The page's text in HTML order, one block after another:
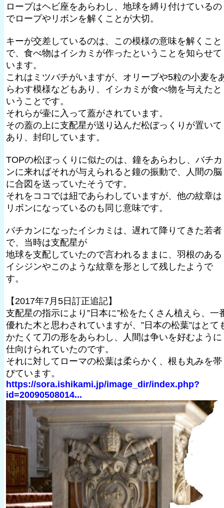
ロープはヘビ座をあらわし、地球を縛り付けているの
でロープやリボンを解くことが大切。
キーが交差しているのは、この模様の意味を解くこと
で、食べ物はイシカミが作ったということを知らせて
います。
これはミツバチがいますが、オリーブや5粒の小麦を
らわす模様などもあり、イシカミが食べ物を与えたと
いうことです。
それらが壷に入って蓋がされています。
その蓋の上に支配星が送り込んだ松ぼっくりが置いて
あり、封印しています。
TOPの松ぼっくりに似たのは、鐘をあらわし、バチカ
ンに来ればそれが与えられると鐘の振動で、人間の脳
に合図を送っていたそうです。
それをココでは紐であらわしていますが、他の紋章は
リボンになっているのも同じ意味です。
バチカンになったイシカミは、遅れて降りてきた若者
で、当時は支配星が
地球を支配していたので言われるままに、羽根のある
イシジンやこのような紋章を形として残したようで
す。
【2017年7月5日訂正追記】
支配星の指示により”日本に”松をたくさん植えら、一
優れた木と思わされていますが、”日本の松葉”はとて
かたくて刀の形をあらわし、人間は争いを好むように
仕向けられていたのです。
それに対してローマの松葉は柔らかく、根も丸みを帯
びています。
https://sora.ishikami.jp/image_dir/index.php?
id=20090508014...